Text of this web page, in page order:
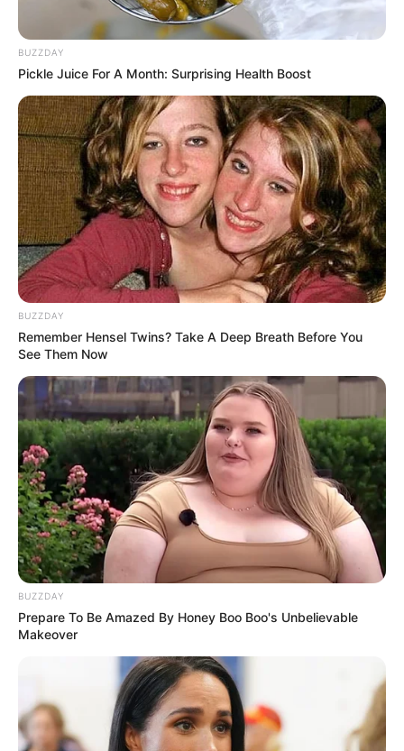
SELEBRITI
Tampan dan Kharismatik, 10
BUZZDAY
Pickle Juice For A Month: Surprising Health Boost
BUZZDAY
Remember Hensel Twins? Take A Deep Breath Before You
See Them Now
BUZZDAY
Prepare To Be Amazed By Honey Boo Boo's Unbelievable
Makeover